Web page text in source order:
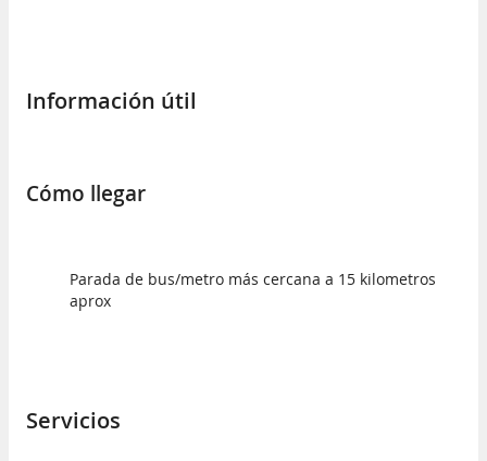
Información útil
Cómo llegar
Parada de bus/metro más cercana a 15 kilometros
aprox
Servicios